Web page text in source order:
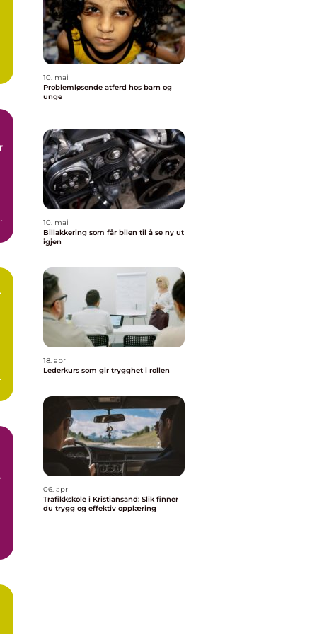
10. mai
Problemløsende atferd hos barn og
unge
10. mai
Billakkering som får bilen til å se ny ut
igjen
18. apr
Lederkurs som gir trygghet i rollen
06. apr
Trafikkskole i Kristiansand: Slik finner
du trygg og effektiv opplæring